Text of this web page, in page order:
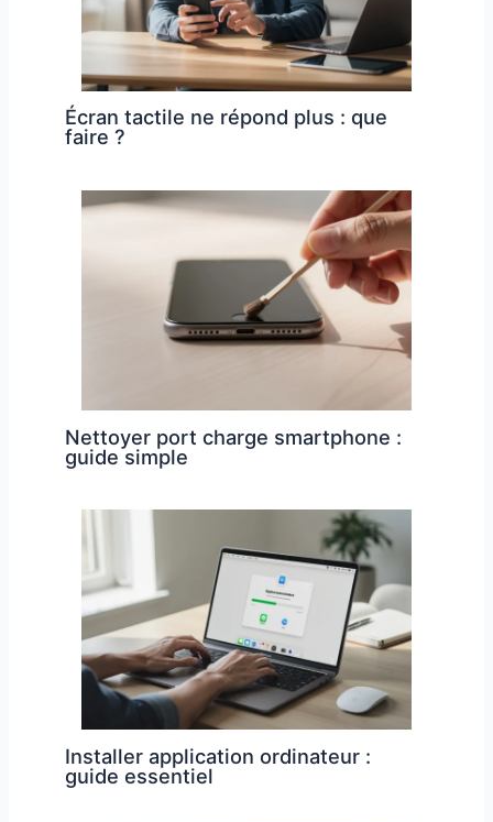
Écran tactile ne répond plus : que
faire ?
Nettoyer port charge smartphone :
guide simple
Installer application ordinateur :
guide essentiel